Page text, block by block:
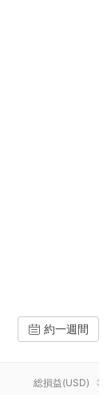
約一週間
総損益(USD)